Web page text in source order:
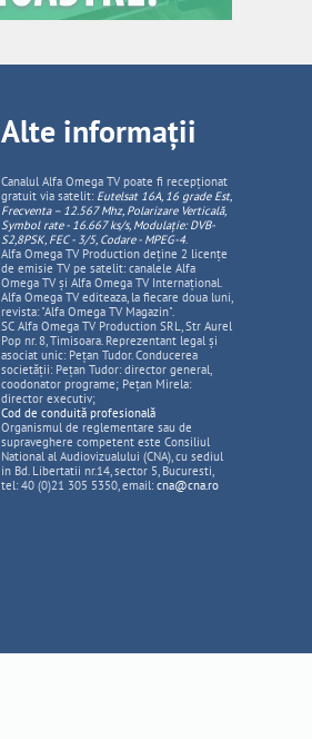
Alte informații
Canalul Alfa Omega TV poate fi recepționat
gratuit via satelit: Eutelsat 16A, 16 grade Est,
Frecventa – 12.567 Mhz, PolarizareVerticală,
Symbol rate - 16.667 ks/s, Modulație: DVB-
S2,8PSK, FEC - 3/5, Codare - MPEG-4.
Alfa Omega TV Production deține 2 licențe
de emisie TV pe satelit: canalele Alfa
Omega TV și Alfa Omega TV Internațional.
Alfa Omega TV editeaza, la fiecare doua luni,
revista: "Alfa Omega TV Magazin".
SC Alfa Omega TV Production SRL, Str Aurel
Pop nr. 8, Timisoara. Reprezentant legal și
asociat unic: Pețan Tudor. Conducerea
societății: Pețan Tudor: director general,
coodonator programe; Pețan Mirela:
director executiv;
Cod de conduită profesională
Organismul de reglementare sau de
supraveghere competent este Consiliul
National al Audiovizualului (CNA), cu sediul
in Bd. Libertatii nr.14, sector 5, Bucuresti,
tel: 40 (0)21 305 5350, email: cna@cna.ro